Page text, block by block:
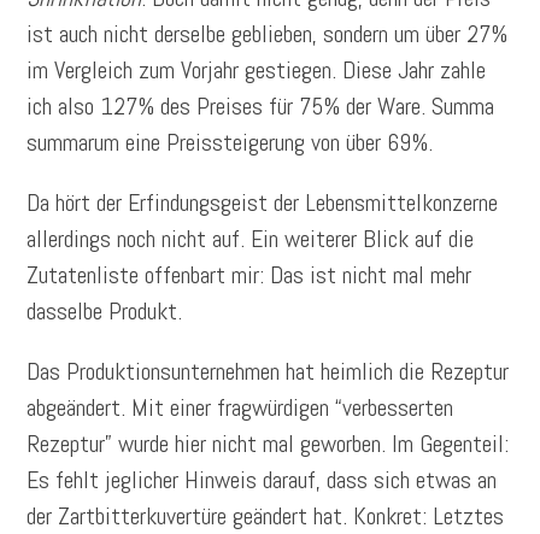
ist auch nicht derselbe geblieben, sondern um über 27%
im Vergleich zum Vorjahr gestiegen. Diese Jahr zahle
ich also 127% des Preises für 75% der Ware. Summa
summarum eine Preissteigerung von über 69%.
Da hört der Erfindungsgeist der Lebensmittelkonzerne
allerdings noch nicht auf. Ein weiterer Blick auf die
Zutatenliste offenbart mir: Das ist nicht mal mehr
dasselbe Produkt.
Das Produktionsunternehmen hat heimlich die Rezeptur
abgeändert. Mit einer fragwürdigen “verbesserten
Rezeptur” wurde hier nicht mal geworben. Im Gegenteil:
Es fehlt jeglicher Hinweis darauf, dass sich etwas an
der Zartbitterkuvertüre geändert hat. Konkret: Letztes